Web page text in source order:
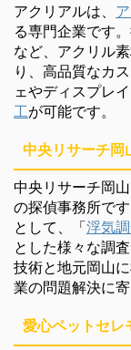
アクリアルは、
る専門企業です
など、アクリル
り、高品質なカ
ェやディスプレ
工が可能です。
中央リサーチ岡
中央リサーチ岡
の探偵事務所で
として、「浮気
とした様々な調
技術と地元岡山
業の問題解決に寄
愛心ペットセレ